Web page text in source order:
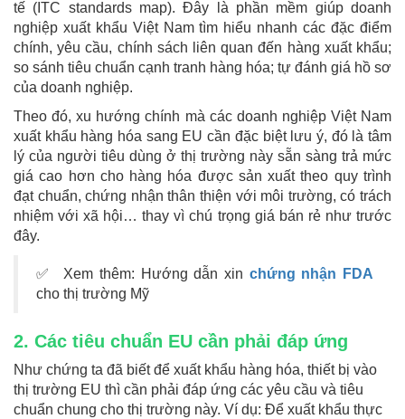
tế (ITC standards map). Đây là phần mềm giúp doanh
nghiệp xuất khẩu Việt Nam tìm hiểu nhanh các đặc điểm
chính, yêu cầu, chính sách liên quan đến hàng xuất khẩu;
so sánh tiêu chuẩn cạnh tranh hàng hóa; tự đánh giá hồ sơ
của doanh nghiệp.
Theo đó, xu hướng chính mà các doanh nghiệp Việt Nam
xuất khẩu hàng hóa sang EU cần đặc biệt lưu ý, đó là tâm
lý của người tiêu dùng ở thị trường này sẵn sàng trả mức
giá cao hơn cho hàng hóa được sản xuất theo quy trình
đạt chuẩn, chứng nhận thân thiện với môi trường, có trách
nhiệm với xã hội… thay vì chú trọng giá bán rẻ như trước
đây.
✅ Xem thêm: Hướng dẫn xin chứng nhận FDA
cho thị trường Mỹ
2. Các tiêu chuẩn EU cần phải đáp ứng
Như chứng ta đã biết để xuất khẩu hàng hóa, thiết bị vào
thị trường EU thì cần phải đáp ứng các yêu cầu và tiêu
chuẩn chung cho thị trường này. Ví dụ: Để xuất khẩu thực